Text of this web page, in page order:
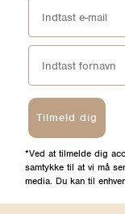
Tilmeld dig
*Ved at tilmelde dig
samtykke til at vi må
media. Du kan til